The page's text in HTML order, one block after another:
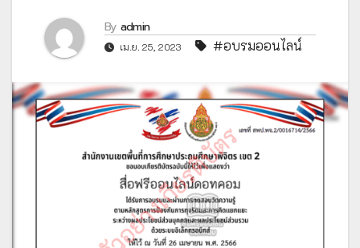
By admin
เม.ย. 25, 2023 #อบรมออนไลน์